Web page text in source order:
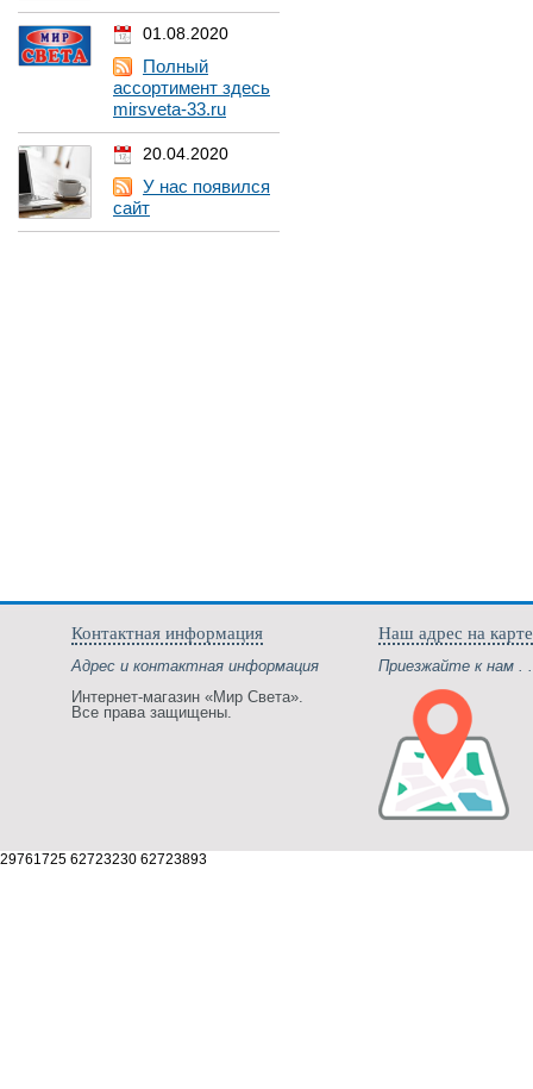
01.08.2020
Полный
ассортимент здесь
mirsveta-33.ru
20.04.2020
У нас появился
сайт
Контактная информация
Адрес и контактная информация
Интернет-магазин «Мир Света».
Все права защищены.
Наш адрес на карте
Приезжайте к нам .
29761725 62723230 62723893